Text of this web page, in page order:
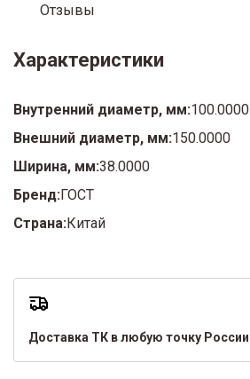
Отзывы
Характеристики
Внутренний диаметр, мм:100.0000
Внешний диаметр, мм:150.0000
Ширина, мм:38.0000
Бренд:ГОСТ
Страна:Китай
Доставка ТК в любую точку России